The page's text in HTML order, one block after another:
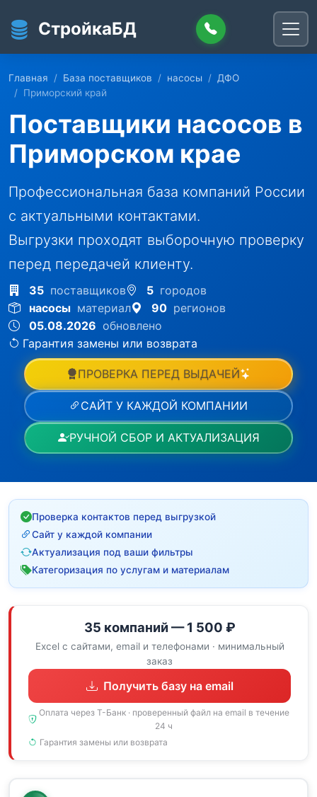
СтройкаБД
Главная База поставщиков насосы
ДФО
Приморский край
Поставщики насосов в
Приморском крае
Профессиональная база компаний России
с актуальными контактами.
Выгрузки проходят выборочную проверку
перед передачей клиенту.
35 поставщиков 5 городов
насосы материал 90 регионов
05.08.2026 обновлено
Гарантия замены или возврата
ПРОВЕРКА ПЕРЕД ВЫДАЧЕЙ
САЙТ У КАЖДОЙ КОМПАНИИ
РУЧНОЙ СБОР И АКТУАЛИЗАЦИЯ
Проверка контактов перед выгрузкой
Сайт у каждой компании
Актуализация под ваши фильтры
Категоризация по услугам и материалам
35 компаний — 1 500 ₽
Excel с сайтами, email и телефонами · минимальный
заказ
Получить базу на email
Оплата через Т-Банк · проверенный файл на email в течение
24 ч
Гарантия замены или возврата